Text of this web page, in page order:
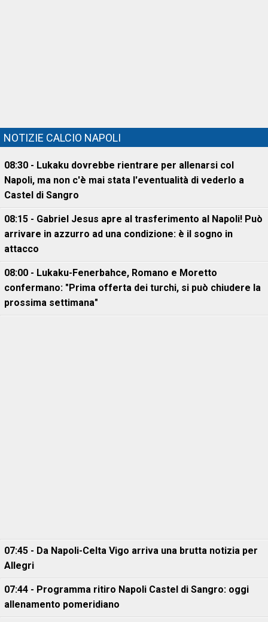
NOTIZIE CALCIO NAPOLI
08:30 - Lukaku dovrebbe rientrare per allenarsi col
Napoli, ma non c'è mai stata l'eventualità di vederlo a
Castel di Sangro
08:15 - Gabriel Jesus apre al trasferimento al Napoli! Può
arrivare in azzurro ad una condizione: è il sogno in
attacco
08:00 - Lukaku-Fenerbahce, Romano e Moretto
confermano: "Prima offerta dei turchi, si può chiudere la
prossima settimana"
07:45 - Da Napoli-Celta Vigo arriva una brutta notizia per
Allegri
07:44 - Programma ritiro Napoli Castel di Sangro: oggi
allenamento pomeridiano